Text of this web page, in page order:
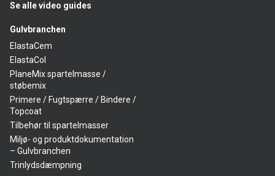
Se alle video guides
Gulvbranchen
ElastaCem
ElastaCol
PlaneMix spartelmasse /
støbemix
Primere / Fugtspærre / Bindere /
Topcoat
Tilbehør til spartelmasser
Miljø- og produktdokumentation
– Gulvbranchen
Trinlydsdæmpning